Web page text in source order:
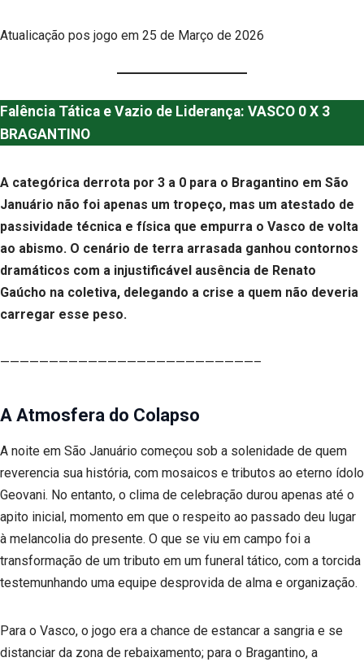
Atualicação pos jogo em 25 de Março de 2026
Falência Tática e Vazio de Liderança: VASCO 0 X 3
BRAGANTINO
A categórica derrota por 3 a 0 para o Bragantino em São
Januário não foi apenas um tropeço, mas um atestado de
passividade técnica e física que empurra o Vasco de volta
ao abismo. O cenário de terra arrasada ganhou contornos
dramáticos com a injustificável ausência de Renato
Gaúcho na coletiva, delegando a crise a quem não deveria
carregar esse peso.
——————————————————————————–
A Atmosfera do Colapso
A noite em São Januário começou sob a solenidade de quem
reverencia sua história, com mosaicos e tributos ao eterno ídolo
Geovani. No entanto, o clima de celebração durou apenas até o
apito inicial, momento em que o respeito ao passado deu lugar
à melancolia do presente. O que se viu em campo foi a
transformação de um tributo em um funeral tático, com a torcida
testemunhando uma equipe desprovida de alma e organização.
Para o Vasco, o jogo era a chance de estancar a sangria e se
distanciar da zona de rebaixamento; para o Bragantino, a